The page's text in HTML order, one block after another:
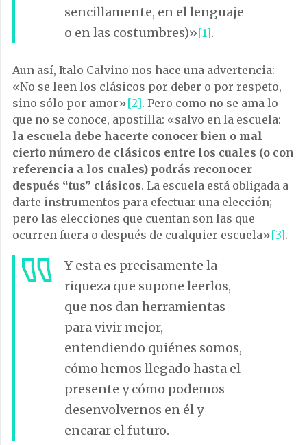
sencillamente, en el lenguaje
o en las costumbres)»[1].
Aun así, Italo Calvino nos hace una advertencia:
«No se leen los clásicos por deber o por respeto,
sino sólo por amor»[2]. Pero como no se ama lo
que no se conoce, apostilla: «salvo en la escuela:
la escuela debe hacerte conocer bien o mal
cierto número de clásicos entre los cuales (o con
referencia a los cuales) podrás reconocer
después “tus” clásicos. La escuela está obligada a
darte instrumentos para efectuar una elección;
pero las elecciones que cuentan son las que
ocurren fuera o después de cualquier escuela»[3].
Y esta es precisamente la
riqueza que supone leerlos,
que nos dan herramientas
para vivir mejor,
entendiendo quiénes somos,
cómo hemos llegado hasta el
presente y cómo podemos
desenvolvernos en él y
encarar el futuro.